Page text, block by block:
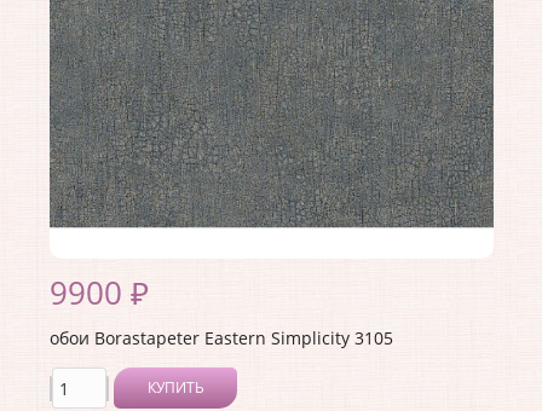
Раппорт:<>
9900 ₽
обои Borastapeter Eastern Simplicity 3105
КУПИТЬ